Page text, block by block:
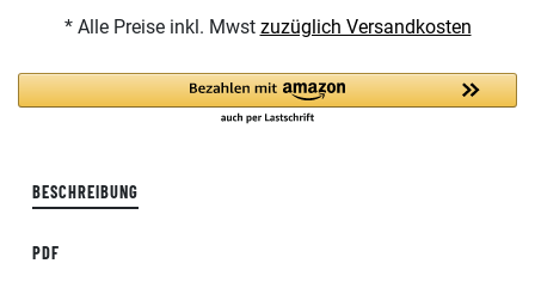
* Alle Preise inkl. Mwst zuzüglich Versandkosten
BESCHREIBUNG
PDF